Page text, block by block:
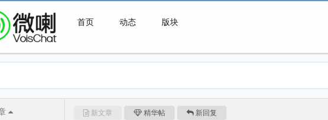
首页 动态 版块
新文章 精华帖 新回复